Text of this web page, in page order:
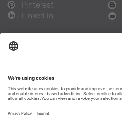
Pinterest
Linked In
Sprachauswahl:
Français
Italiano